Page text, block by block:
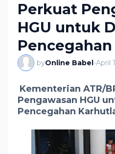
Perkuat
HGU untuk
byOnline Babel-April
Kementerian ATR/
Pengawasan HGU
Pencegahan